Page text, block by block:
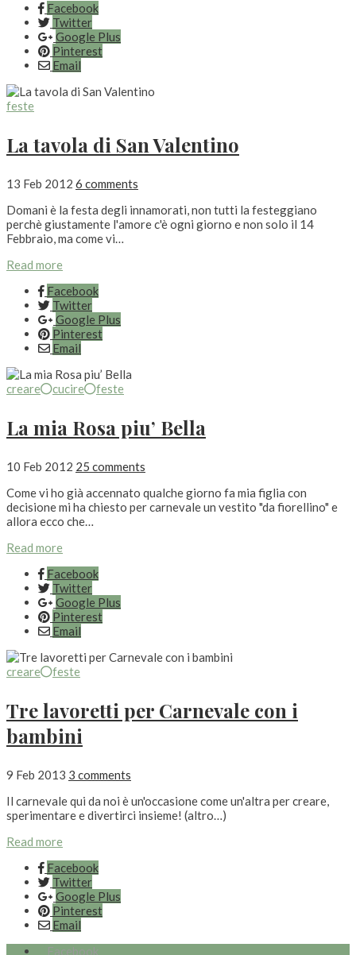
Facebook
Twitter
Google Plus
Pinterest
Email
feste
La tavola di San Valentino
13 Feb 2012 6 comments
Domani è la festa degli innamorati, non tutti la festeggiano
perchè giustamente l'amore c'è ogni giorno e non solo il 14
Febbraio, ma come vi…
Read more
Facebook
Twitter
Google Plus
Pinterest
Email
creare cucire feste
La mia Rosa piu’ Bella
10 Feb 2012 25 comments
Come vi ho già accennato qualche giorno fa mia figlia con
decisione mi ha chiesto per carnevale un vestito "da fiorellino" e
allora ecco che…
Read more
Facebook
Twitter
Google Plus
Pinterest
Email
creare feste
Tre lavoretti per Carnevale con i
bambini
9 Feb 2013 3 comments
Il carnevale qui da noi è un'occasione come un'altra per creare,
sperimentare e divertirci insieme! (altro…)
Read more
Facebook
Twitter
Google Plus
Pinterest
Email
Facebook